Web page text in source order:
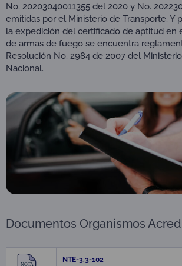
No. 20203040011355 del 2020 y No.
emitidas por el Ministerio de Transporte. Y
la expedición del certificado de aptitud en
de armas de fuego se encuentra
Resolución No. 2984 de 2007 del
Nacional.
Documentos Organismos
NTE-3.3-102